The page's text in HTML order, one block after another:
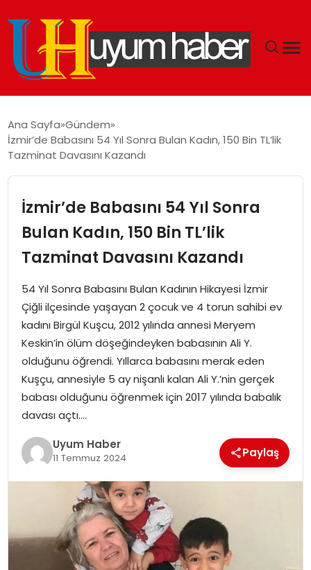
EKONOMI
SPOR
TEKNOLOJI
SAĞLIK
MAGAZIN
YAŞAM
Ana Sayfa Gündem
İzmir’de Babasını 54 Yıl Sonra Bulan Kadın, 150 Bin TL’lik
Tazminat Davasını Kazandı
İzmir’de Babasını 54 Yıl Sonra
Bulan Kadın, 150 Bin TL’lik
Tazminat Davasını Kazandı
54 Yıl Sonra Babasını Bulan Kadının Hikayesi İzmir
Çiğli ilçesinde yaşayan 2 çocuk ve 4 torun sahibi ev
kadını Birgül Kuşcu, 2012 yılında annesi Meryem
Keskin’in ölüm döşeğindeyken babasının Ali Y.
olduğunu öğrendi. Yıllarca babasını merak eden
Kuşçu, annesiyle 5 ay nişanlı kalan Ali Y.’nin gerçek
babası olduğunu öğrenmek için 2017 yılında babalık
davası açtı….
Uyum Haber
11 Temmuz 2024 Paylaş